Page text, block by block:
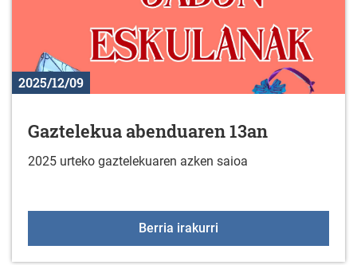
2025/12/09
Gaztelekua abenduaren 13an
2025 urteko gaztelekuaren azken saioa
Berria irakurri